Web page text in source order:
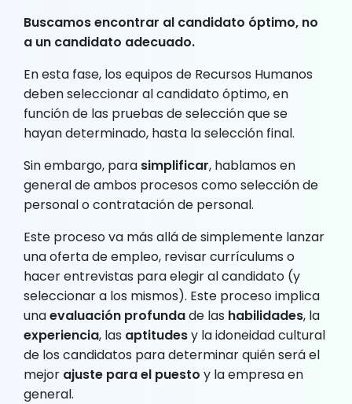
Buscamos encontrar al candidato óptimo, no
a un candidato adecuado.
En esta fase, los equipos de Recursos Humanos
deben seleccionar al candidato óptimo, en
función de las pruebas de selección que se
hayan determinado, hasta la selección final.
Sin embargo, para simplificar, hablamos en
general de ambos procesos como selección de
personal o contratación de personal.
Este proceso va más allá de simplemente lanzar
una oferta de empleo, revisar currículums o
hacer entrevistas para elegir al candidato (y
seleccionar a los mismos). Este proceso implica
unaevaluación profundade las habilidades, la
experiencia, las aptitudesy la idoneidad cultural
de los candidatos para determinar quién será el
mejor ajuste para el puesto y la empresa en
general.